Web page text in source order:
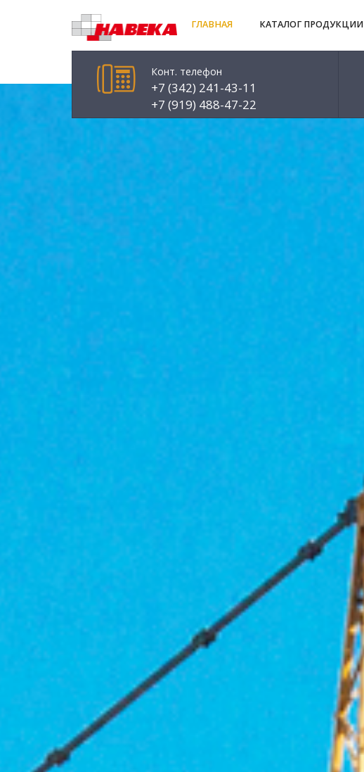
ГЛАВНАЯ КАТАЛОГ ПРОДУКЦИИ
Конт. телефон
+7 (342) 241-43-11
+7 (919) 488-47-22